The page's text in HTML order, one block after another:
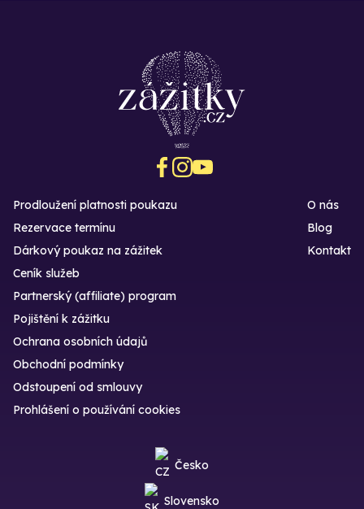
Prodloužení platnosti poukazu
Rezervace termínu
Dárkový poukaz na zážitek
O nás
Blog
Kontakt
Ceník služeb
Partnerský (affiliate) program
Pojištění k zážitku
Ochrana osobních údajů
Obchodní podmínky
Odstoupení od smlouvy
Prohlášení o používání cookies
Česko
Slovensko